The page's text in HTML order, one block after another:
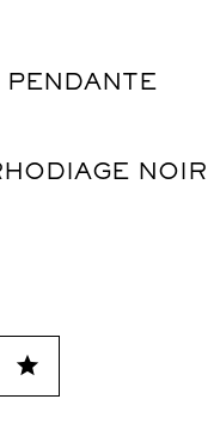
PENDANTE
NOIR
star